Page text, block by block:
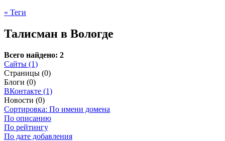
« Теги
Талисман в Вологде
Всего найдено: 2
Сайты (1)
Страницы (0)
Блоги (0)
ВКонтакте (1)
Новости (0)
Сортировка: По имени домена
По описанию
По рейтингу
По дате добавления